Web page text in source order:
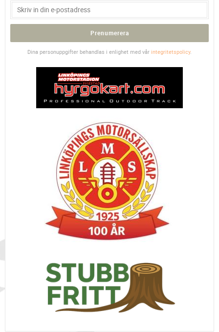
Prenumerera
Dina personuppgifter behandlas i enlighet med vår integritetspolicy.